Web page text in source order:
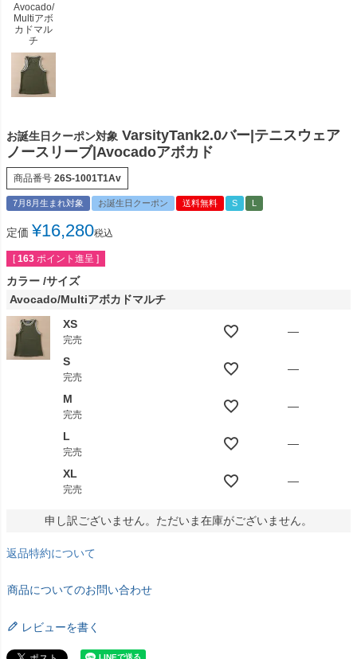
Avocado/
Multiアボ
カドマル
チ
お誕生日クーポン対象 VarsityTank2.0バー|テニスウェア
ノースリーブ|Avocadoアボカド
商品番号 26S-1001T1Av
7月8月生まれ対象 お誕生日クーポン 送料無料 S L
定価 ¥16,280税込
[ 163 ポイント進呈 ]
カラー サイズ
Avocado/Multiアボカドマルチ
XS
完売
—
S
完売
—
M
完売
—
L
完売
—
XL
完売
—
申し訳ございません。ただいま在庫がございません。
返品特約について
商品についてのお問い合わせ
レビューを書く